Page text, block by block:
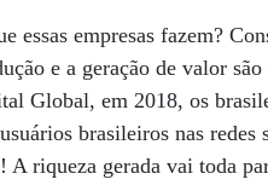
essas empresas fazem?
e a geração de valor
Global, em 2018, os
brasileiros nas
A riqueza gerada vai toda